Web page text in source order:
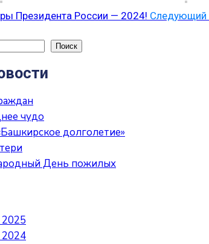
Президента России — 2024! Следующий
Поиск
чудо
долголетие»
День пожилых